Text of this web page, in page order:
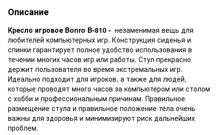
Описание
Кресло игровое Bonro B-810 - незаменимая вещь для
любителей компьютерных игр. Конструкция сиденья и
спинки гарантирует полное удобство использования в
течении многих часов игр или работы. Стул прекрасно
держит пользователя во время экстремальных игр.
Идеально подходит для игроков, а также для людей,
которые проводят много часов за компьютером или столом
с хобби и профессиональным причинам. Правильное
размещение стула и правильное положение тела очень
важны для здоровья и минимизируют риск дальнейших
проблем.